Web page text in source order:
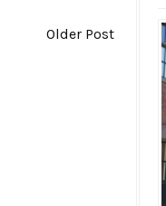
Older Post